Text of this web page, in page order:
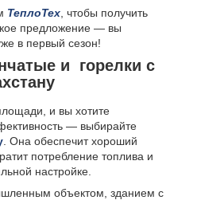
ТеплоТех , чтобы получить
предложение — вы
в первый сезон!
и горелки с
и вы хотите
— выбирайте
. Она обеспечит хороший
потребление топлива и
настройке.
объектом, зданием с